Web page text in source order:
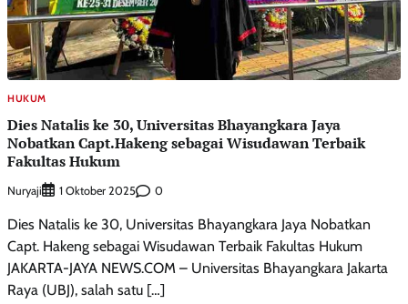
HUKUM
Dies Natalis ke 30, Universitas Bhayangkara Jaya
Nobatkan Capt.Hakeng sebagai Wisudawan Terbaik
Fakultas Hukum
Nuryaji 1 Oktober 2025 0
Dies Natalis ke 30, Universitas Bhayangkara Jaya Nobatkan
Capt. Hakeng sebagai Wisudawan Terbaik Fakultas Hukum
JAKARTA-JAYA NEWS.COM – Universitas Bhayangkara Jakarta
Raya (UBJ), salah satu […]